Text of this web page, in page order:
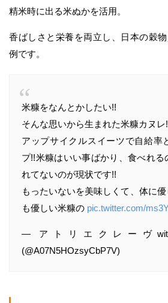
精米時に出る米ぬかを活用。
香ばしさと栄養を両立し、日本の穀
例です。
米糠をなんとかしたい!!
そんな思いから生まれた米糠カヌレ
アップサイクルスイーツで自給率
プ!!米糠はいい事ばかり、食べれる
れてないのが現状です!!
もったいないを美味しくて、体に
も優しい米糠の pic.twitter.com/
— アトリエクレーヴ
(@A07N5HOzsyCbP7V)